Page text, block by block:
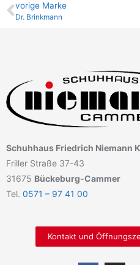
vo­ri­ge Marke
Dr. Brinkmann
Schuhhaus Friedrich Niemann
Friller Straße 37-43
31675 Bückeburg-Cammer
Tel. 0571 – 97 41 00
Kontakt und